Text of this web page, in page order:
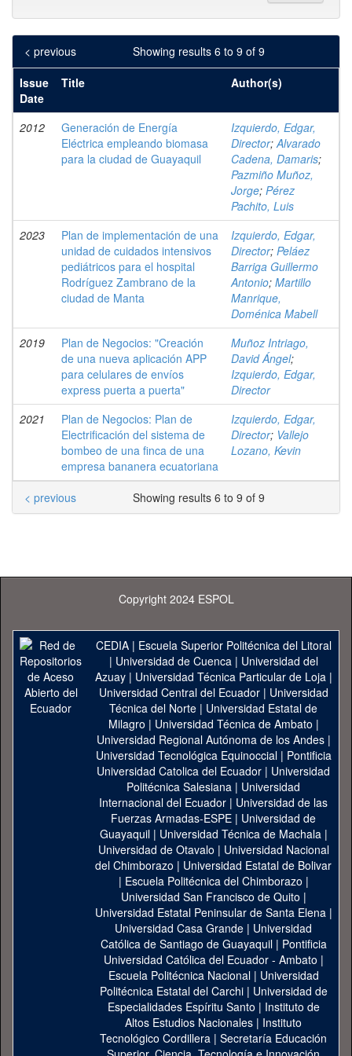
Showing results 6 to 9 of 9
< previous
Issue
Date
Title Author(s)
2012
Generación de Energía
Eléctrica empleando biomasa
para la ciudad de Guayaquil
Izquierdo, Edgar,
Director;Alvarado
Cadena, Damaris;
Pazmiño Muñoz,
Jorge; Pérez
Pachito, Luis
2023
Plan de implementación de una
unidad de cuidados intensivos
pediátricos para el hospital
Rodríguez Zambrano de la
ciudad de Manta
Izquierdo, Edgar,
Director; Peláez
Barriga Guillermo
Antonio; Martillo
Manrique,
Doménica Mabell
2019
Plan de Negocios: "Creación
de una nueva aplicación APP
para celulares de envíos
express puerta a puerta"
Muñoz Intriago,
David Ángel;
Izquierdo, Edgar,
Director
2021
Plan de Negocios: Plan de
Electrificación del sistema de
bombeo de una finca de una
empresa bananera ecuatoriana
Izquierdo, Edgar,
Director; Vallejo
Lozano, Kevin
Showing results 6 to 9 of 9
< previous
Copyright 2024 ESPOL
CEDIA| Escuela Superior Politécnica del Litoral
| Universidad de Cuenca| Universidad del
Azuay| Universidad Técnica Particular de Loja|
Universidad Central del Ecuador| Universidad
Técnica del Norte | Universidad Estatal de
Milagro | Universidad Técnica de Ambato |
Universidad Regional Autónoma de los Andes|
Universidad Tecnológica Equinoccial| Pontificia
Universidad Catolica del Ecuador | Universidad
Politécnica Salesiana | Universidad
Internacional del Ecuador | Universidad de las
Fuerzas Armadas-ESPE | Universidad de
Guayaquil| Universidad Técnica de Machala|
Universidad de Otavalo | Universidad Nacional
del Chimborazo | Universidad Estatal de Bolivar
| Escuela Politécnica del Chimborazo |
Universidad San Francisco de Quito |
Universidad Estatal Peninsular de Santa Elena|
Universidad Casa Grande | Universidad
Católica de Santiago de Guayaquil| Pontificia
Universidad Católica del Ecuador - Ambato |
Escuela Politécnica Nacional| Universidad
Politécnica Estatal del Carchi| Universidad de
Especialidades Espíritu Santo | Instituto de
Altos Estudios Nacionales | Instituto
Tecnológico Cordillera | Secretaría Educación